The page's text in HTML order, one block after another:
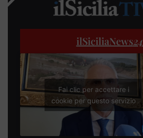
ilSiciliaNews24
Fai clic per accettare i
cookie per questo servizio